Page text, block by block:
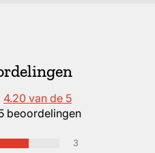
4.20 van de 5
beoordelingen
3